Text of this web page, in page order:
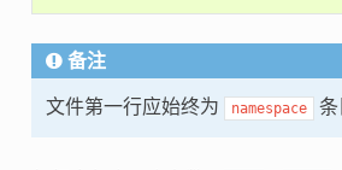
备注
文件第一行应始终为 namespace 条